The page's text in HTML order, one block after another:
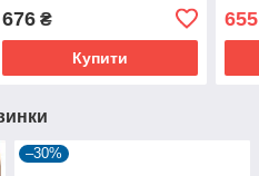
676₴
Купити
655
–30%